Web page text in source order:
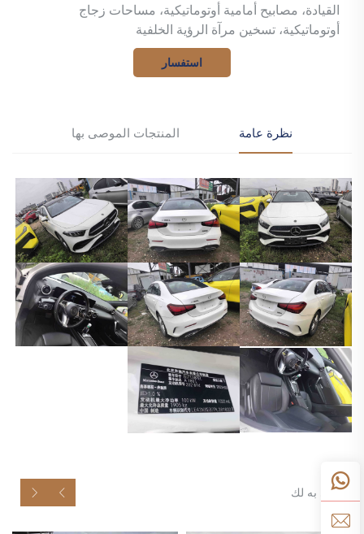
القيادة، مصابيح أمامية أوتوماتيكية، مساحات زجاج
أوتوماتيكية، تسخين مرآة الرؤية الخلفية
استفسار
نظرة عامة المنتجات الموصى بها
موصى به لك